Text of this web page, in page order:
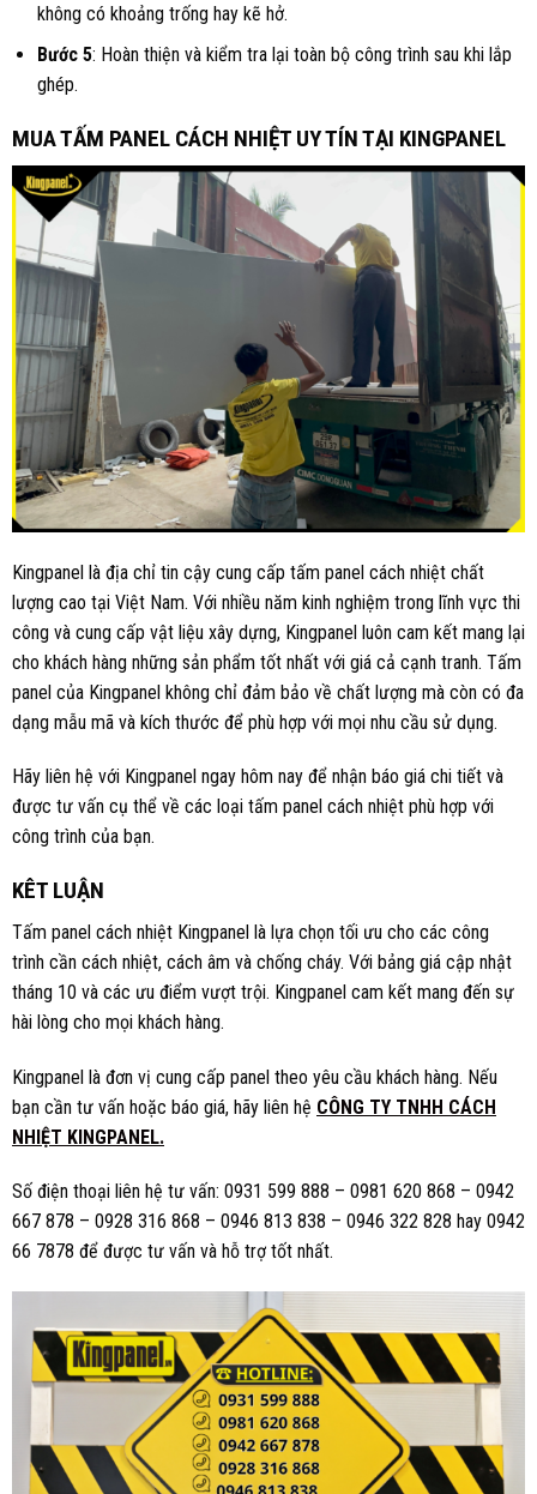
không có khoảng trống hay kẽ hở.
Bước 5: Hoàn thiện và kiểm tra lại toàn bộ công trình sau khi lắp
ghép.
MUA TẤM PANEL CÁCH NHIỆT UY TÍN TẠI KINGPANEL
Kingpanel là địa chỉ tin cậy cung cấp tấm panel cách nhiệt chất
lượng cao tại Việt Nam. Với nhiều năm kinh nghiệm trong lĩnh vực thi
công và cung cấp vật liệu xây dựng, Kingpanel luôn cam kết mang lại
cho khách hàng những sản phẩm tốt nhất với giá cả cạnh tranh. Tấm
panel của Kingpanel không chỉ đảm bảo về chất lượng mà còn có đa
dạng mẫu mã và kích thước để phù hợp với mọi nhu cầu sử dụng.
Hãy liên hệ với Kingpanel ngay hôm nay để nhận báo giá chi tiết và
được tư vấn cụ thể về các loại tấm panel cách nhiệt phù hợp với
công trình của bạn.
KÊT LUẬN
Tấm panel cách nhiệt Kingpanel là lựa chọn tối ưu cho các công
trình cần cách nhiệt, cách âm và chống cháy. Với bảng giá cập nhật
tháng 10 và các ưu điểm vượt trội. Kingpanel cam kết mang đến sự
hài lòng cho mọi khách hàng.
Kingpanel là đơn vị cung cấp panel theo yêu cầu khách hàng. Nếu
bạn cần tư vấn hoặc báo giá, hãy liên hệ CÔNG TY TNHH CÁCH
NHIỆT KINGPANEL.
Số điện thoại liên hệ tư vấn: 0931 599 888 – 0981 620 868 – 0942
667 878 – 0928 316 868 – 0946 813 838 – 0946 322 828 hay 0942
66 7878 để được tư vấn và hỗ trợ tốt nhất.